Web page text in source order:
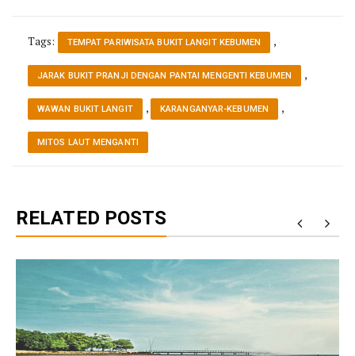
Tags: TEMPAT PARIWISATA BUKIT LANGIT KEBUMEN ,
JARAK BUKIT PRANJI DENGAN PANTAI MENGENTI KEBUMEN ,
WAWAN BUKIT LANGIT , KARANGANYAR-KEBUMEN ,
MITOS LAUT MENGANTI
RELATED POSTS